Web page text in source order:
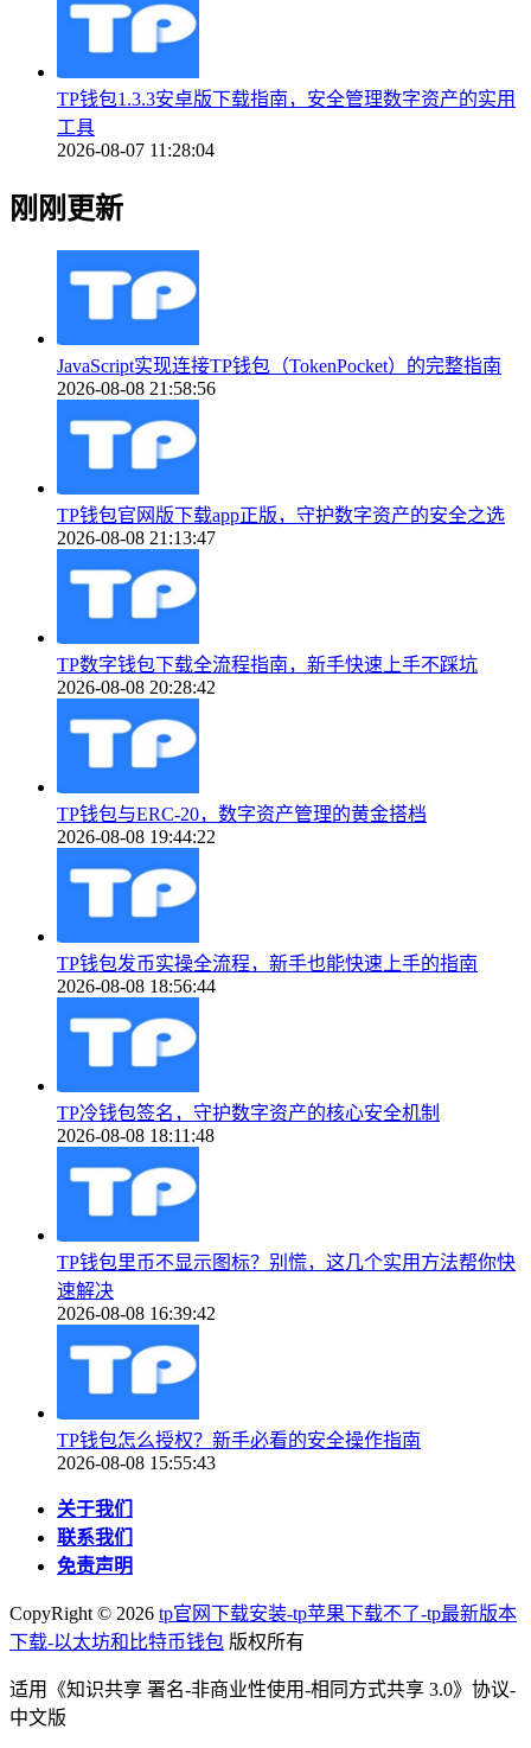
TP钱包1.3.3安卓版下载指南，安全管理数字资产的实用
工具
2026-08-07 11:28:04
刚刚更新
JavaScript实现连接TP钱包（TokenPocket）的完整指南
2026-08-08 21:58:56
TP钱包官网版下载app正版，守护数字资产的安全之选
2026-08-08 21:13:47
TP数字钱包下载全流程指南，新手快速上手不踩坑
2026-08-08 20:28:42
TP钱包与ERC-20，数字资产管理的黄金搭档
2026-08-08 19:44:22
TP钱包发币实操全流程，新手也能快速上手的指南
2026-08-08 18:56:44
TP冷钱包签名，守护数字资产的核心安全机制
2026-08-08 18:11:48
TP钱包里币不显示图标？别慌，这几个实用方法帮你快
速解决
2026-08-08 16:39:42
TP钱包怎么授权？新手必看的安全操作指南
2026-08-08 15:55:43
关于我们
联系我们
免责声明
CopyRight © 2026 tp官网下载安装-tp苹果下载不了-tp最新版本
下载-以太坊和比特币钱包 版权所有
适用《知识共享 署名-非商业性使用-相同方式共享 3.0》协议-
中文版